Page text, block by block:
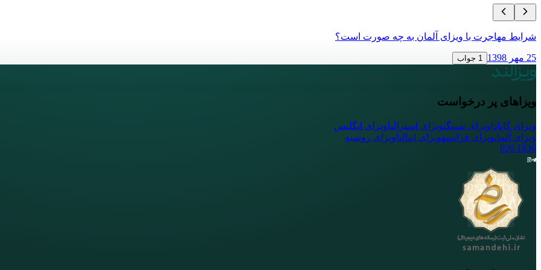
شرایط مهاجرت با ویزای آلمان به چه صورت است؟
25 مهر 1398 1 جواب
ویزاهای پر درخواست
ویزای کانادا ویزای شینگنویزای استرالیاویزای انگلیس
ویزای آلمانویزای فرانسهویزای ایتالیاویزای روسیه
1836